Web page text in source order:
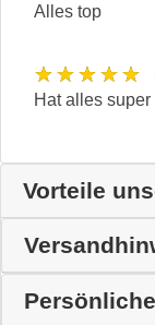
Alles top
★★★★★
Hat alles
Vorteile